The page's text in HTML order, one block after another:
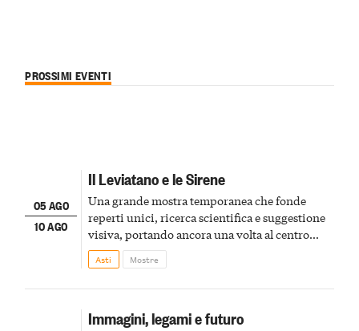
PROSSIMI EVENTI
05 AGO
10 AGO
Il Leviatano e le Sirene
Una grande mostra temporanea che fonde
reperti unici, ricerca scientifica e suggestione
visiva, portando ancora una volta al centro
della scena le meraviglie del passato astigiano
Asti Mostre
Immagini, legami e futuro